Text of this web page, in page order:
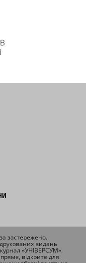
застережено.
видань
«УНІВЕРСУМ».
відкрите для